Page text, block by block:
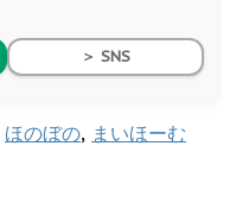
＞ SNS
ほのぼの, まいほーむ